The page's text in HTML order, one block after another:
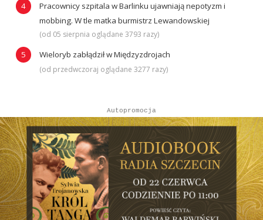
Pracownicy szpitala w Barlinku ujawniają nepotyzm i
mobbing. W tle matka burmistrz Lewandowskiej
(od 05 sierpnia oglądane 3793 razy)
Wieloryb zabłądził w Międzyzdrojach
(od przedwczoraj oglądane 3277 razy)
Autopromocja